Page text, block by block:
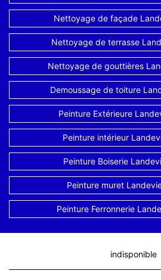
Nettoyage de façade
Nettoyage de terrasse
Nettoyage de gouttières
Demoussage de toiture
Peinture Extérieure
Peinture intérieur
Peinture Boiserie
Peinture muret
Peinture Ferronnerie
indisponible